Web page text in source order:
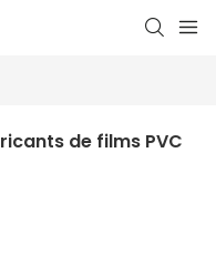
de films PVC